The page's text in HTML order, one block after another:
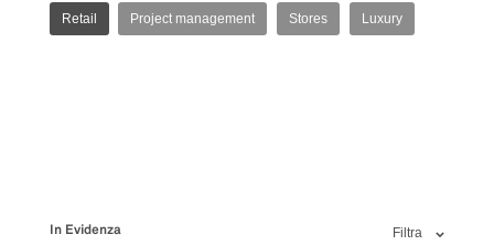
Retail Project management Stores Luxury
In Evidenza Filtra